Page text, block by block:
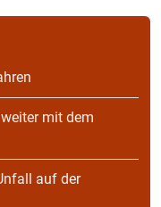
mit dem
auf der